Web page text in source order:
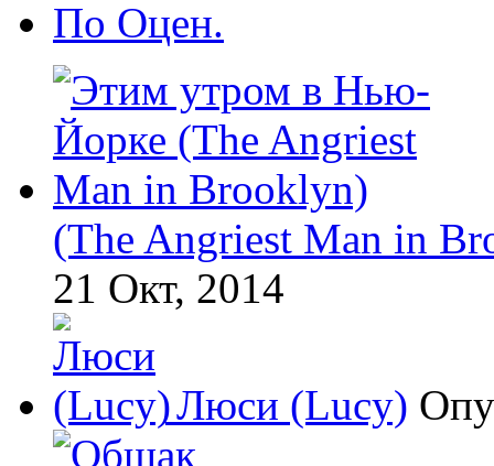
По Оцен.
(The Angriest Man in
21 Окт, 2014
Люси (Lucy)